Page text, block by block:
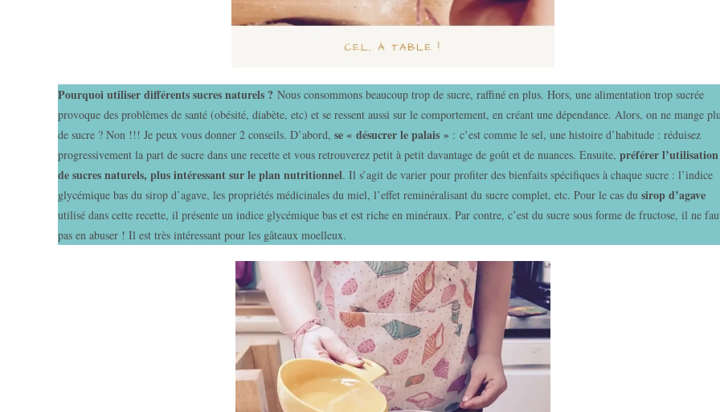
Pourquoi utiliser différents sucres naturels ? Nous consommons beaucoup trop de sucre, raffiné en plus. Hors, une alimentation trop sucrée
provoque des problèmes de santé (obésité, diabète, etc) et se ressent aussi sur le comportement, en créant une dépendance. Alors, on ne mange
de sucre ? Non !!! Je peux vous donner 2 conseils. D’abord, se « désucrer le palais » : c’est comme le sel, une histoire d’habitude : réduisez
progressivement la part de sucre dans une recette et vous retrouverez petit à petit davantage de goût et de nuances. Ensuite, préférer l’utilisation
de sucres naturels, plus intéressant sur le plan nutritionnel. Il s’agit de varier pour profiter des bienfaits spécifiques à chaque sucre : l’indice
glycémique bas du sirop d’agave, les propriétés médicinales du miel, l’effet reminéralisant du sucre complet, etc. Pour le cas du sirop d’agave
utilisé dans cette recette, il présente un indice glycémique bas et est riche en minéraux. Par contre, c’est du sucre sous forme de fructose, il ne
pas en abuser ! Il est très intéressant pour les gâteaux moelleux.